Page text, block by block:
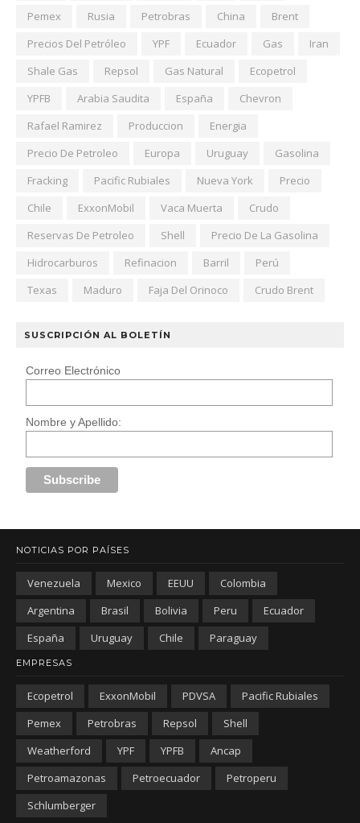
Pemex
Rusia Petrobras China
Brent
Precios Del Petróleo
YPF Ecuador Gas
Iran
Shale Gas
Repsol Gas Natural
Ecopetrol
YPFB
Arabia Saudita España
Chevron
Rafael Ramirez
Produccion
Energia
Precio De Petroleo
Europa Uruguay
Gasolina
Fracking
Pacific Rubiales Nueva York
Precio
Chile
ExxonMobil Vaca Muerta
Crudo
Reservas De Petroleo
Shell
Precio De La Gasolina
Hidrocarburos
Refinacion Barril
Perú
Texas
Maduro Faja Del Orinoco Crudo Brent
SUSCRIPCIÓN AL BOLETÍN
Correo Electrónico
Nombre y Apellido:
NOTICIAS POR PAÍSES
Venezuela Mexico EEUU
Colombia
Argentina
Brasil Bolivia Peru
Ecuador
España
Uruguay Chile Paraguay
EMPRESAS
Ecopetrol ExxonMobil PDVSA
Pacific Rubiales
Pemex
Petrobras Repsol
Shell
Weatherford
YPF YPFB
Ancap
Petroamazonas
Petroecuador
Petroperu
Schlumberger